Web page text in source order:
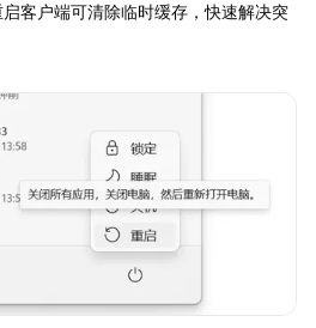
客户端可清除临时缓存，快速解决突